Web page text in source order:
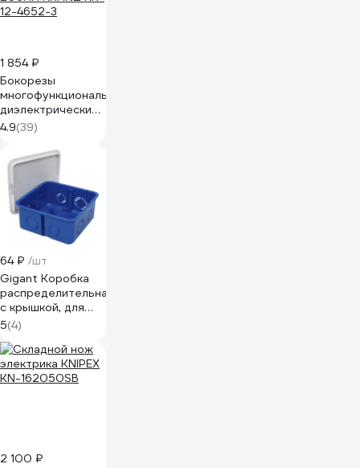
1 854 ₽
Бокорезы
многофункциональные
диэлектрические
206мм KRANZ KR-
12-4652-3
4.9(39)
64 ₽ /шт
Gigant Коробка
распределительная
с крышкой, для
скрытого
монтажа,
100х100х50мм,
IP30, синяя
44656GI
5(4)
2 100 ₽